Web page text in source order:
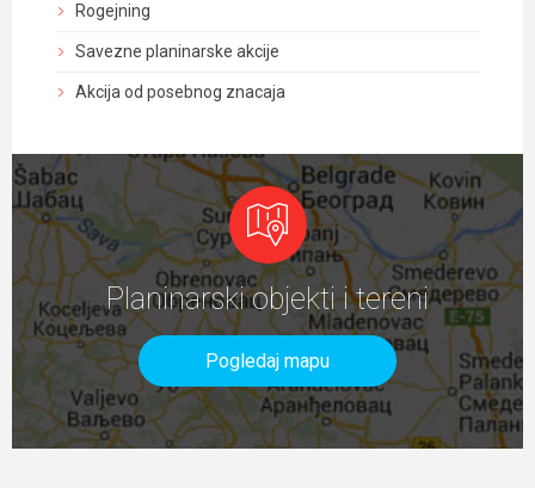
Rogejning
Savezne planinarske akcije
Akcija od posebnog znacaja
Planinarski objekti i tereni
Pogledaj mapu